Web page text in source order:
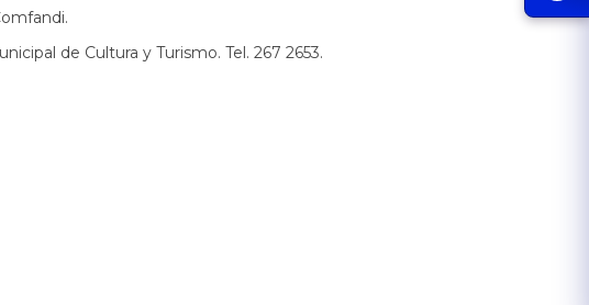
de Cultura y Turismo. Tel. 267 2653.​